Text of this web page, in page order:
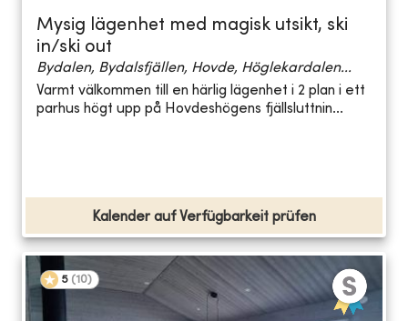
Mysig lägenhet med magisk utsikt, ski
in/ski out
Bydalen, Bydalsfjällen, Hovde, Höglekardalen...
Varmt välkommen till en härlig lägenhet i 2 plan i ett
parhus högt upp på Hovdeshögens fjällsluttnin...
Kalender auf Verfügbarkeit prüfen
5 (10)